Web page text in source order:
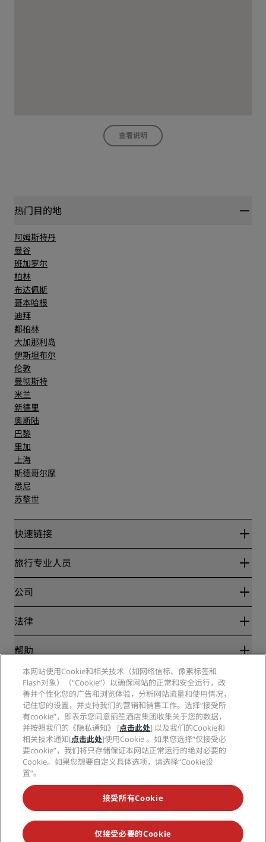
查看说明
热门目的地
阿姆斯特丹
曼谷
班加罗尔
柏林
布达佩斯
哥本哈根
迪拜
都柏林
大加那利岛
伊斯坦布尔
伦敦
曼彻斯特
米兰
新德里
奥斯陆
巴黎
里加
上海
斯德哥尔摩
悉尼
苏黎世
快速链接
丽赏会
Blog
目的地
丽笙酒店集团APP
体育认证酒店
家庭友好型酒店
健康与安全
旅行专业人员
合作伙伴
公司
丽笙酒店集团
工作机会 RHG
工作机会 PPHE
工作机会 EHL
The Club by RHG
发展机会
责任经营
采购
法律
隐私中心
丽赏会条款和条件
网站使用协议
数字无障碍
现代奴隶制声明
帮助
消费者警示
联系方式
常见问题
网站地图
社交媒体
丽笙酒店集团品牌
不再错失我们最受欢迎的酒店优惠
本网站使用Cookie和相关技术（如网络信标、像素标签和
Flash对象）（“Cookie”）以确保网站的正常和安全运行，改
善并个性化您的广告和浏览体验，分析网站流量和使用情况，
记住您的设置，并支持我们的营销和销售工作。选择“接受所
有cookie”，即表示您同意丽笙酒店集团收集关于您的数据，
并按照我们的《隐私通知》 [点击此处] 以及我们的Cookie和
相关技术通知[点击此处]使用Cookie 。如果您选择“仅接受必
要cookie”，我们将只存储保证本网站正常运行的绝对必要的
Cookie。如果您想要自定义具体选项，请选择“Cookie设
置”。
接受所有Cookie
仅接受必要的Cookie